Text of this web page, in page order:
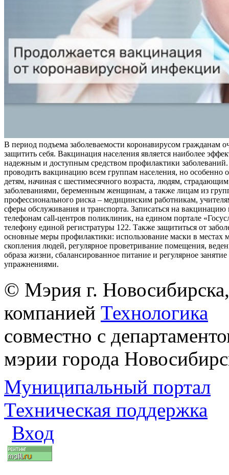
В период подъема заболеваемости коронавирусом гражданам
защитить себя. Вакцинация населения является наиболее
надежным и доступным средством профилактики заболеваний.
проводить вакцинацию всем группам населения, но особенно
детям, начиная с шестимесячного возраста, людям,
заболеваниями, беременным женщинам, а также лицам из
профессионального риска – медицинским работникам,
сферы обслуживания и транспорта. Записаться на
телефонам call-центров поликлиник, на едином портале
телефону единой регистратуры 122. Также защититься от
основные меры профилактики: использование маски в местах
скопления людей, регулярное проветривание помещения,
образа жизни, сбалансированное питание и регулярное
упражнениями.
© Мэрия г.
компанией Технологика
совместно с
мэрии города
Муниципальный портал
Техническая поддержка
Вход